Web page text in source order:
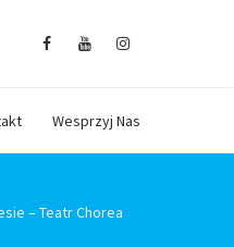
Wesprzyj Nas
– Teatr Chorea